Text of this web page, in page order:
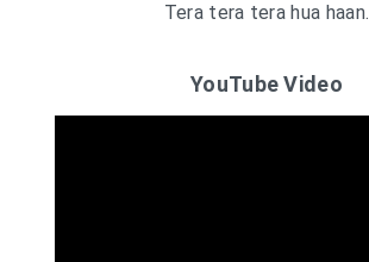
Tera tera tera hua haan.
YouTube Video